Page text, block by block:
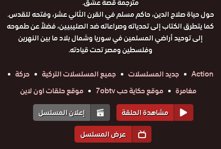
حول حياة صلاح الدين، حاكم مسلم في القرن الثاني عشر، وفتحه للقدس.
كما يتطرق الكتاب إلى تحدياته وصراعاته ضد الصليبيين، فضلاً عن طموحه
إلى توحيد أراضي المسلمين في سوريا وشمال بلاد ما بين النهرين
وفلسطين ومصر تحت قيادته.
Action
جديد المسلسلات جميع المسلسلات التركية
حركة
مغامرة
موقع حكاية حب 7obtv
موقع حلقات اون لاين
مشاهدة الحلقة
إعلان المسلسل
عرض المسلسل